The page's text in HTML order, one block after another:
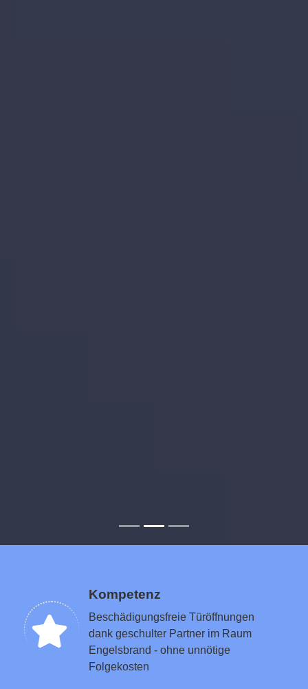
Kompetenz
Beschädigungsfreie Türöffnungen
dank geschulter Partner im Raum
Engelsbrand - ohne unnötige
Folgekosten